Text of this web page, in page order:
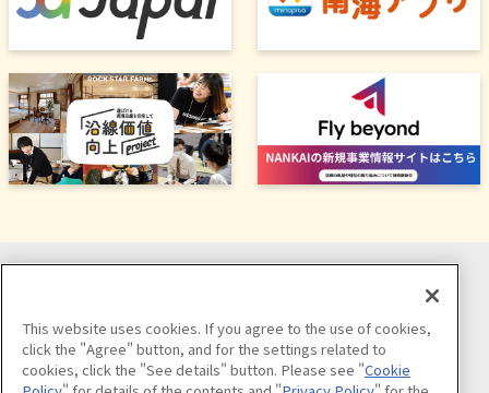
This website uses cookies. If you agree to the use of cookies,
click the "Agree" button, and for the settings related to
cookies, click the "See details" button. Please see "Cookie